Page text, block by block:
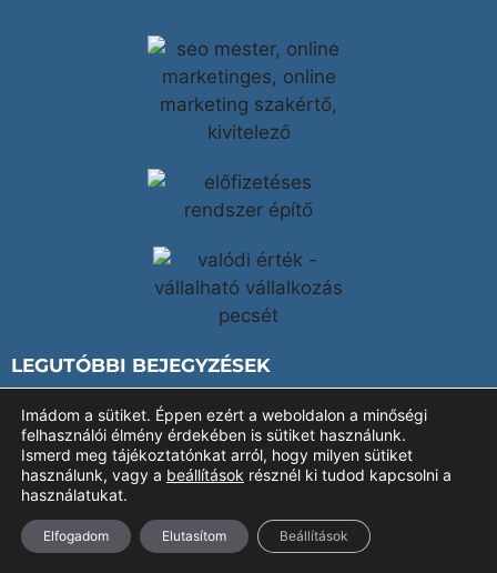
LEGUTÓBBI BEJEGYZÉSEK
Imádom a sütiket. Éppen ezért a weboldalon a minőségi
felhasználói élmény érdekében is sütiket használunk.
Ismerd meg tájékoztatónkat arról, hogy milyen sütiket
használunk, vagy a beállítások résznél ki tudod kapcsolni a
használatukat.
Elfogadom Elutasítom Beállítások